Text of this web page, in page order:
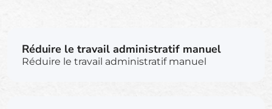
Réduire le travail administratif manuel
Réduire le travail administratif manuel